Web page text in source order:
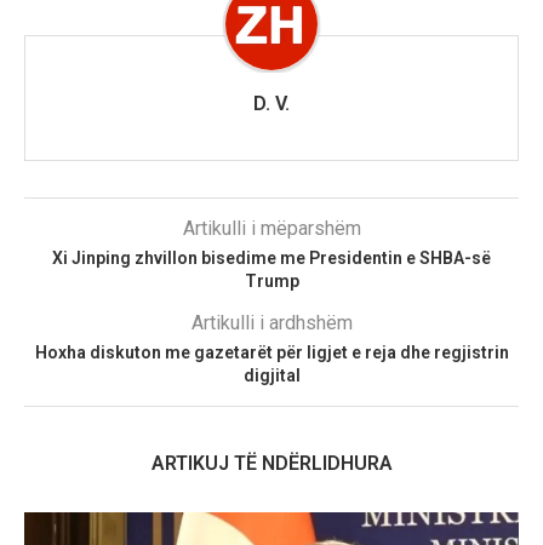
D. V.
Artikulli i mëparshëm
Xi Jinping zhvillon bisedime me Presidentin e SHBA-së
Trump
Artikulli i ardhshëm
Hoxha diskuton me gazetarët për ligjet e reja dhe regjistrin
digjital
ARTIKUJ TË NDËRLIDHURA